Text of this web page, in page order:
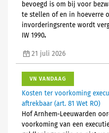
bevoegd is om bij voor
te stellen of en in hoeverre
invorderingsrente wordt
IW 1990.
21 juli 2026
VN VANDAAG
Kosten ter voorkoming
aftrekbaar (art. 81 Wet RO)
Hof Arnhem-Leeuwarden
voorkoming van een